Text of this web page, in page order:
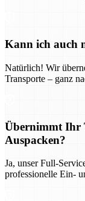
Kann ich auch
Natürlich! Wir
Transporte – ganz
Übernimmt Ihr
Auspacken?
Ja, unser Full-
professionelle Ein-